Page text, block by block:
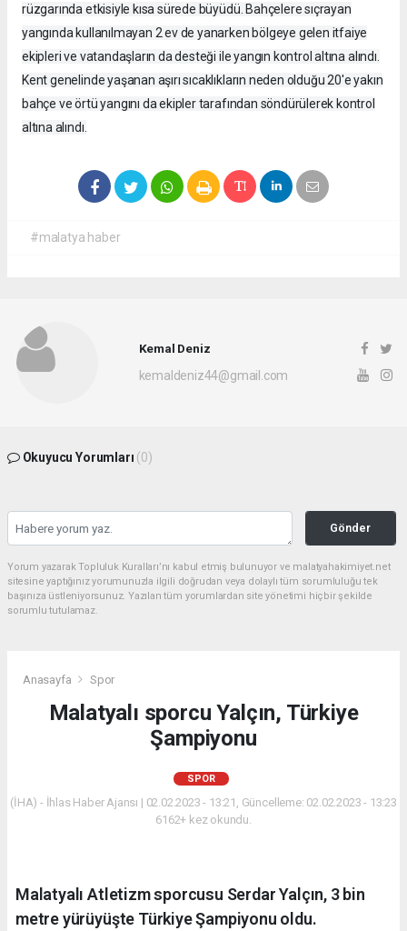
rüzgarında etkisiyle kısa sürede büyüdü. Bahçelere sıçrayan
yangında kullanılmayan 2 ev de yanarken bölgeye gelen itfaiye
ekipleri ve vatandaşların da desteği ile yangın kontrol altına alındı.
Kent genelinde yaşanan aşırı sıcaklıkların neden olduğu 20'e yakın
bahçe ve örtü yangını da ekipler tarafından söndürülerek kontrol
altına alındı.
#malatya haber
Kemal Deniz
kemaldeniz44@gmail.com
Okuyucu Yorumları (0)
Gönder
Yorum yazarak Topluluk Kuralları’nı kabul etmiş bulunuyor ve malatyahakimiyet.net
sitesine yaptığınız yorumunuzla ilgili doğrudan veya dolaylı tüm sorumluluğu tek
başınıza üstleniyorsunuz. Yazılan tüm yorumlardan site yönetimi hiçbir şekilde
sorumlu tutulamaz.
Anasayfa Spor
Malatyalı sporcu Yalçın, Türkiye
Şampiyonu
SPOR
(İHA) - İhlas Haber Ajansı | 02.02.2023 - 13:21, Güncelleme: 02.02.2023 - 13:23
6162+ kez okundu.
Malatyalı Atletizm sporcusu Serdar Yalçın, 3 bin
metre yürüyüşte Türkiye Şampiyonu oldu.